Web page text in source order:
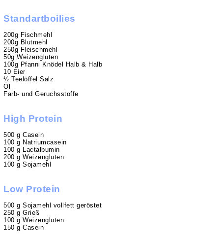
Standartboilies
200g Fischmehl
200g Blutmehl
250g Fleischmehl
50g Weizengluten
100g Pfanni Knödel Halb & Halb
10 Eier
½ Teelöffel Salz
Öl
Farb- und Geruchsstoffe
High Protein
500 g Casein
100 g Natriumcasein
100 g Lactalbumin
200 g Weizengluten
100 g Sojamehl
Low Protein
500 g Sojamehl vollfett geröstet
250 g Grieß
100 g Weizengluten
150 g Casein